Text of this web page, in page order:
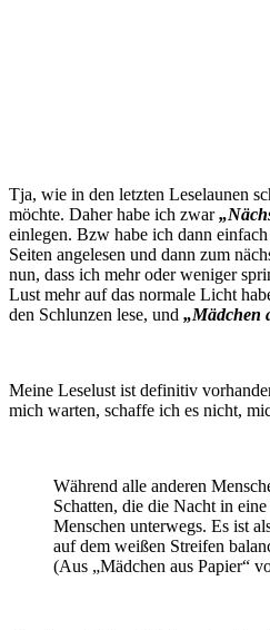
Tja, wie in den letzten Leselaunen
möchte. Daher habe ich zwar
einlegen. Bzw habe ich dann
Seiten angelesen und dann zum
nun, dass ich mehr oder weniger
Lust mehr auf das normale Licht
den Schlunzen lese, und „Mädchen
Meine Leselust ist definitiv
mich warten, schaffe ich es nicht,
Während alle anderen
Schatten, die die Nacht in
Menschen unterwegs. Es ist
auf dem weißen Streifen
(Aus „Mädchen aus Papier“